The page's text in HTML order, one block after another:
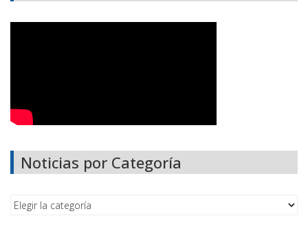
Noticias por Categoría